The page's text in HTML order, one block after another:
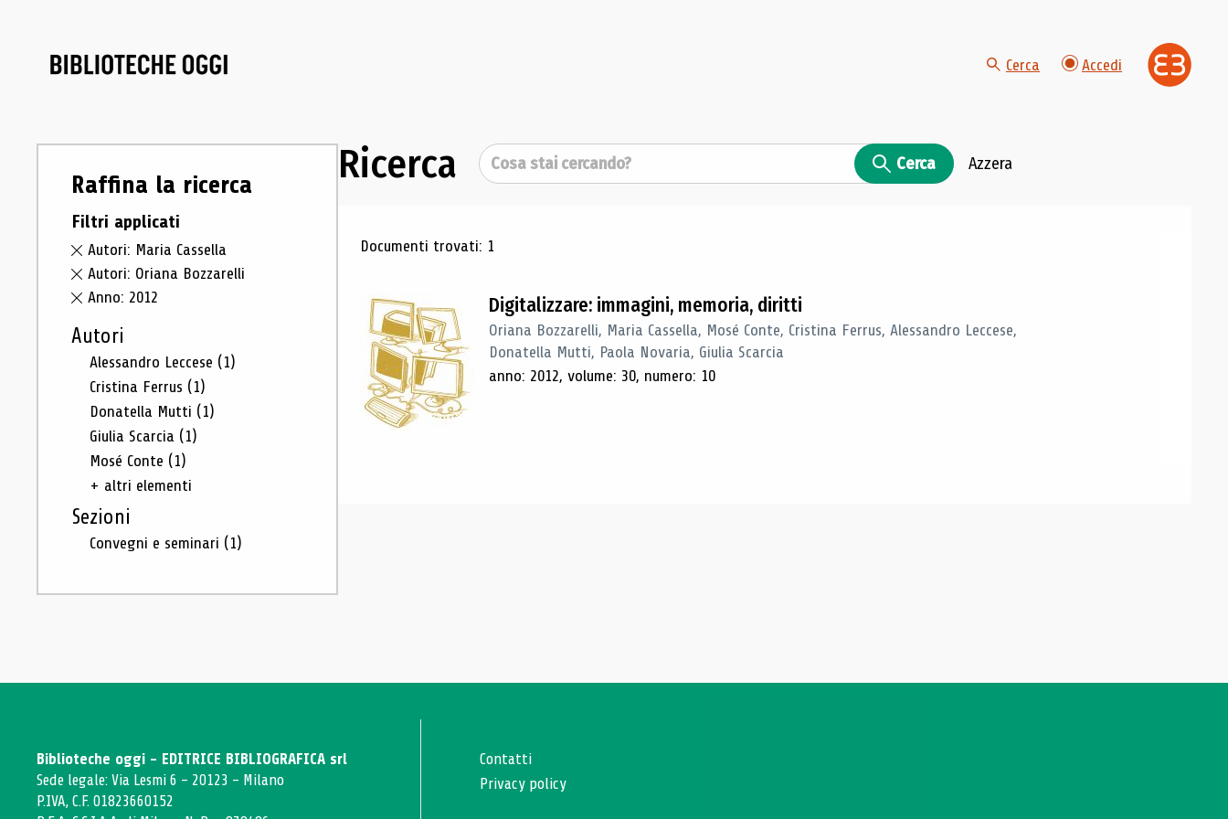
Cerca Accedi
Raffina la ricerca
Filtri applicati
Autori: Maria Cassella
Autori: Oriana Bozzarelli
Anno: 2012
Autori
Alessandro Leccese (1)
Cristina Ferrus (1)
Donatella Mutti (1)
Giulia Scarcia (1)
Mosé Conte (1)
+ altri elementi
Sezioni
Convegni e seminari (1)
Ricerca Cerca Cerca Azzera
Risultati di ricerca
Documenti trovati: 1
Digitalizzare: immagini, memoria, diritti
Oriana Bozzarelli, Maria Cassella, Mosé Conte, Cristina Ferrus, Alessandro Leccese,
Donatella Mutti, Paola Novaria, Giulia Scarcia
anno: 2012, volume: 30, numero: 10
Biblioteche oggi - EDITRICE BIBLIOGRAFICA srl
Sede legale: Via Lesmi 6 - 20123 - Milano
P.IVA, C.F. 01823660152
Contatti
Privacy policy